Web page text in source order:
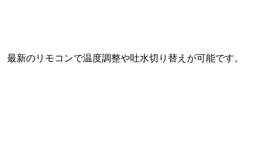
最新のリモコンで温度調整や吐水切り替えが可能です。